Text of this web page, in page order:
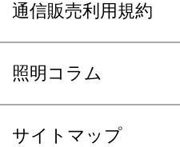
通信販売利用規約
照明コラム
サイトマップ